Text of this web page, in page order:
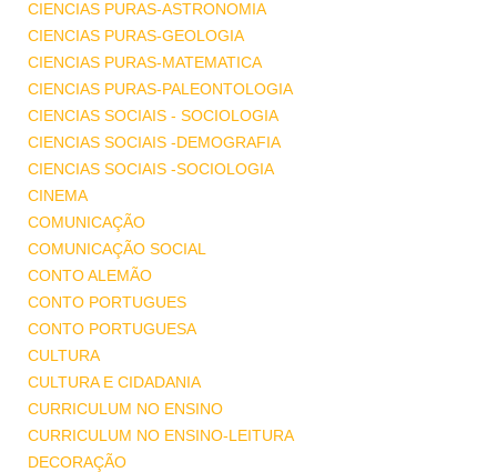
CIENCIAS PURAS-ASTRONOMIA
CIENCIAS PURAS-GEOLOGIA
CIENCIAS PURAS-MATEMATICA
CIENCIAS PURAS-PALEONTOLOGIA
CIENCIAS SOCIAIS - SOCIOLOGIA
CIENCIAS SOCIAIS -DEMOGRAFIA
CIENCIAS SOCIAIS -SOCIOLOGIA
CINEMA
COMUNICAÇÃO
COMUNICAÇÃO SOCIAL
CONTO ALEMÃO
CONTO PORTUGUES
CONTO PORTUGUESA
CULTURA
CULTURA E CIDADANIA
CURRICULUM NO ENSINO
CURRICULUM NO ENSINO-LEITURA
DECORAÇÃO